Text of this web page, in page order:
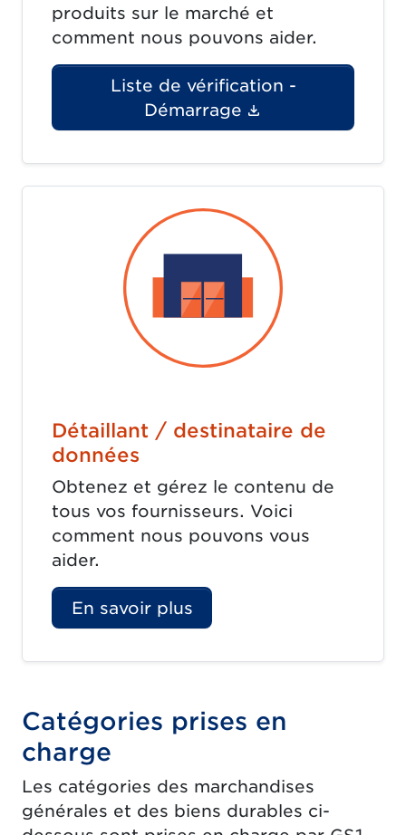
produits sur le marché et
comment nous pouvons aider.
Liste de vérification -
Démarrage
Détaillant / destinataire de
données
Obtenez et gérez le contenu de
tous vos fournisseurs. Voici
comment nous pouvons vous
aider.
En savoir plus
Catégories prises en
charge
Les catégories des marchandises
générales et des biens durables ci-